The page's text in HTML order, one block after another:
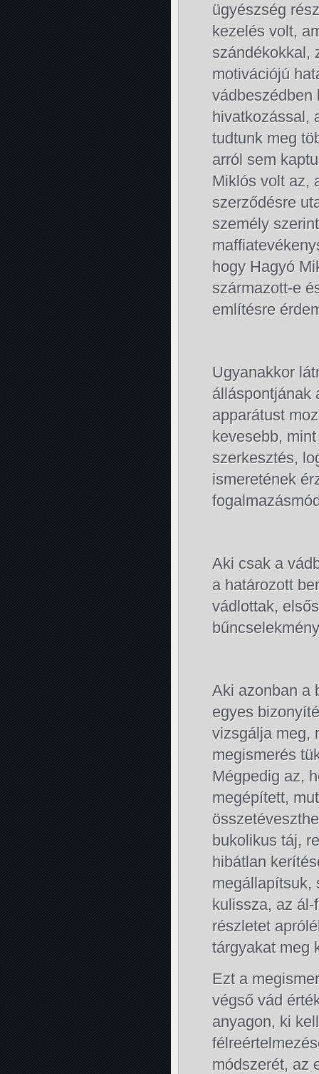
ügyészség
kezelés volt,
szándékokkal,
motivációjú
vádbeszédben
hivatkozással,
tudtunk meg
arról sem
Miklós volt az,
szerződésre
személy
hogy Hagyó
származott-e
említésre
Ugyanakkor
álláspontjának
apparátust
kevesebb,
szerkesztés,
ismeretének
Aki csak a
a határozott
vádlottak,
Aki azonban a
egyes
vizsgálja meg,
megismerés
Mégpedig az,
megépített,
bukolikus táj,
hibátlan
megállapítsuk,
kulissza, az
részletet
tárgyakat meg
Ezt a
végső vád
anyagon, ki
módszerét, az